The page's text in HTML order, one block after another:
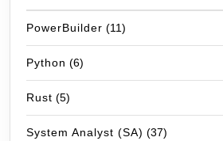
PowerBuilder (11)
Python (6)
Rust (5)
System Analyst (SA) (37)